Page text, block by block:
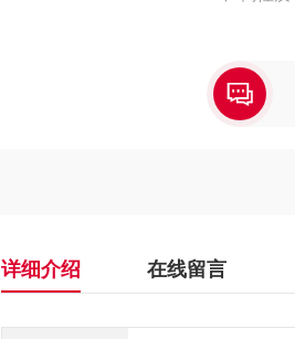
详细介绍 在线留言